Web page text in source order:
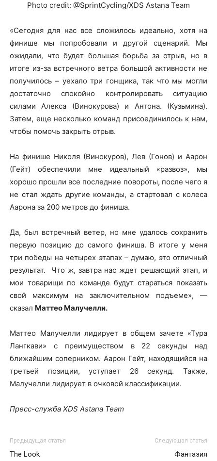
Photo credit: @SprintCycling/XDS Astana Team
«Сегодня для нас все сложилось идеально, хотя на
финише мы попробовали и другой сценарий. Мы
ожидали, что будет большая борьба за отрыв, но в
итоге из-за встречного ветра большой активности не
получилось – уехало три гонщика, так что мы могли
достаточно спокойно контролировать ситуацию
силами Алекса (Винокурова) и Антона. (Кузьмина).
Затем, еще несколько команд присоединилось к нам,
чтобы помочь закрыть отрыв.
На финише Николя (Винокуров), Лев (Гонов) и Аарон
(Гейт) обеспечили мне идеальный «развоз», мы
хорошо прошли все последние повороты, после чего я
не стал ждать другие команды, а стартовал с колеса
Аарона за 200 метров до финиша.
Да, был встречный ветер, но мне удалось сохранить
первую позицию до самого финиша. В итоге у меня
три победы на четырех этапах – думаю, это отличный
результат. Что ж, завтра нас ждет решающий этап, и
мои товарищи по команде будут стараться показать
свой максимум на заключительном подъеме», —
сказал Маттео Малучелли.
Маттео Малучелли лидирует в общем зачете «Тура
Лангкави» с преимуществом в 22 секунды над
ближайшим соперником. Аарон Гейт, находящийся на
третьей позиции, уступает 26 секунд. Также,
Малучелли лидирует в очковой классификации.
Пресс-служба XDS Astana Team
Предыдущая статья
The Look
Следующая статья
Фантазия